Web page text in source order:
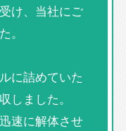
け、当社にご
。
に詰めていた
しました。
速に解体させ